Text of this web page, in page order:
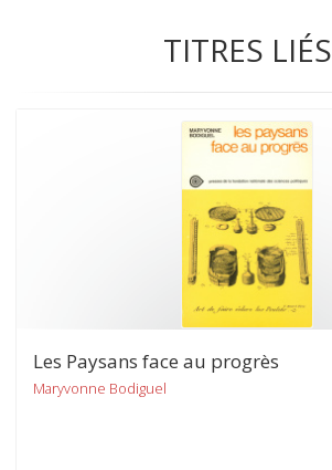
TITRES LIÉS
Les Paysans face au progrès
Maryvonne Bodiguel